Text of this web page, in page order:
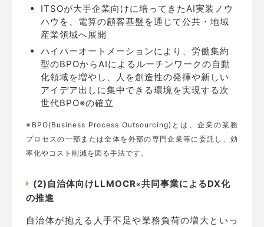
ITSOが大手企業向けに培ってきたAI実装ノウ
ハウを、電算の顧客基盤を通じて公共・地域
産業領域へ展開
ハイパーオートメーションにより、労働集約
型のBPOからAIによるルーチンワークの自動
化領域を増やし、人を創造性の発揮や新しい
アイデア出しに集中できる環境を実現する次
世代BPO※の確立
※BPO(Business Process Outsourcing)とは、企業の業務
プロセスの一部または全体を外部の専門企業等に委託し、効
率化やコスト削減を図る手法です。
(2)自治体向けLLMOCR※共同事業によるDX化
の推進
自治体が抱える人手不足や業務負荷の増大といっ